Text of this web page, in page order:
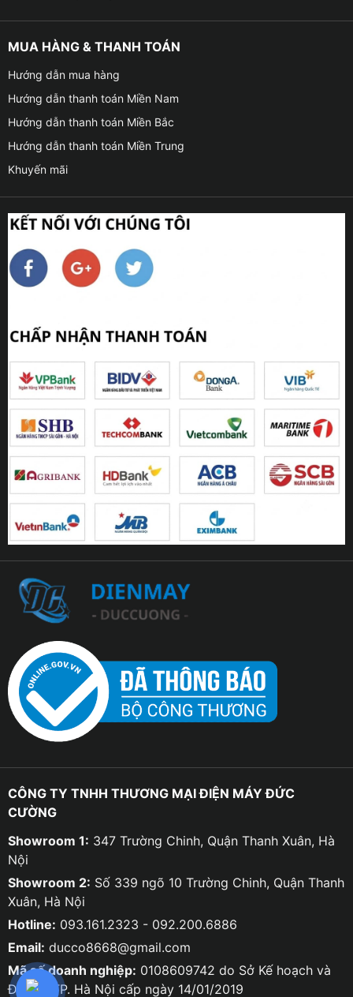
MUA HÀNG & THANH TOÁN
Hướng dẫn mua hàng
Hướng dẫn thanh toán Miền Nam
Hướng dẫn thanh toán Miền Bắc
Hướng dẫn thanh toán Miền Trung
Khuyến mãi
CÔNG TY TNHH THƯƠNG MẠI ĐIỆN MÁY ĐỨC
CƯỜNG
Showroom 1: 347 Trường Chinh, Quận Thanh Xuân, Hà
Nội
Showroom 2: Số 339 ngõ 10 Trường Chinh, Quận Thanh
Xuân, Hà Nội
Hotline: 093.161.2323 - 092.200.6886
Email: ducco8668@gmail.com
Mã số doanh nghiệp: 0108609742 do Sở Kế hoạch và
Đầu tư TP. Hà Nội cấp ngày 14/01/2019